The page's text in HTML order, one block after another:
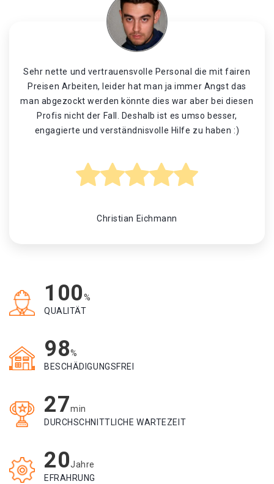
Sehr nette und vertrauensvolle Personal die mit fairen
Preisen Arbeiten, leider hat man ja immer Angst das
man abgezockt werden könnte dies war aber bei diesen
Profis nicht der Fall. Deshalb ist es umso besser,
engagierte und verständnisvolle Hilfe zu haben :)
Christian Eichmann
100%
QUALITÄT
98%
BESCHÄDIGUNGSFREI
27min
DURCHSCHNITTLICHE WARTEZEIT
20Jahre
EFRAHRUNG